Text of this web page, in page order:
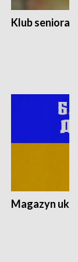
Klub seniora
Magazyn